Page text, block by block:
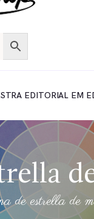
EDITORIAL EM
de estrella de